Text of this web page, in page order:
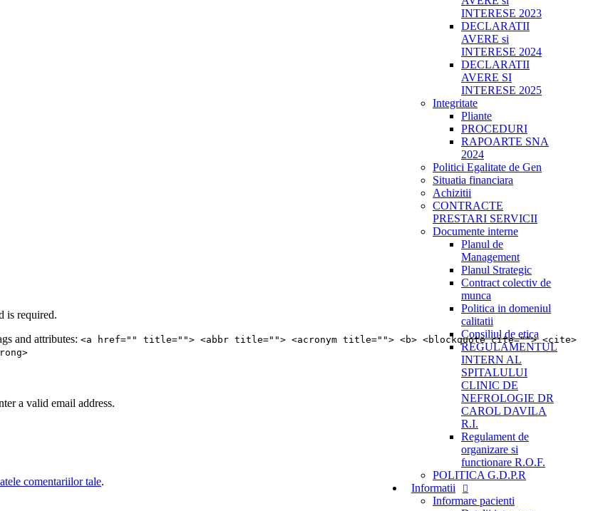
INTERESE 2023
DECLARATII
AVERE si
INTERESE 2024
DECLARATII
AVERE SI
INTERESE 2025
Integritate
Pliante
PROCEDURI
RAPOARTE SNA
2024
Politici Egalitate de Gen
Situatia financiara
Achizitii
CONTRACTE
PRESTARI SERVICII
Documente interne
Planul de
Management
Planul Strategic
Contract colectiv de
munca
Politica in domeniul
calitatii
Consiliul de etica
REGULAMENTUL
INTERN AL
SPITALULUI
CLINIC DE
NEFROLOGIE DR
CAROL DAVILA
R.I.
Regulament de
organizare si
functionare R.O.F.
POLITICA G.D.P.R
Informatii
Informare pacienti
is required.
and attributes: <a href="" title=""> <abbr title=""> <acronym title=""> <b> <blockquote cite=""> <cite>
a valid email address.
comentariilor tale.